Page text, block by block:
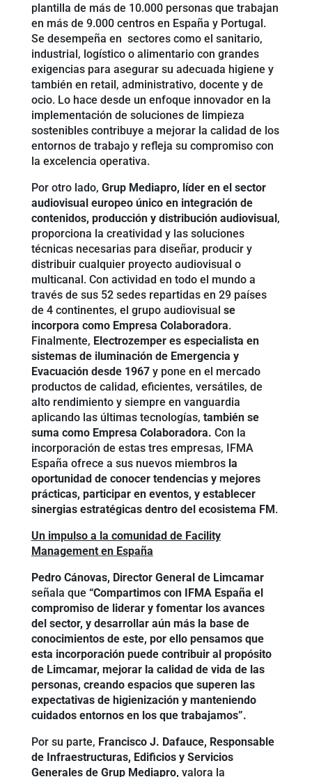
plantilla de más de 10.000 personas que trabajan
en más de 9.000 centros en España y Portugal.
Se desempeña en sectores como el sanitario,
industrial, logístico o alimentario con grandes
exigencias para asegurar su adecuada higiene y
también en retail, administrativo, docente y de
ocio. Lo hace desde un enfoque innovador en la
implementación de soluciones de limpieza
sostenibles contribuye a mejorar la calidad de los
entornos de trabajo y refleja su compromiso con
la excelencia operativa.
Por otro lado, Grup Mediapro, líder en el sector
audiovisual europeo único en integración de
contenidos, producción y distribución audiovisual,
proporciona la creatividad y las soluciones
técnicas necesarias para diseñar, producir y
distribuir cualquier proyecto audiovisual o
multicanal. Con actividad en todo el mundo a
través de sus 52 sedes repartidas en 29 países
de 4 continentes, el grupo audiovisual se
incorpora como Empresa Colaboradora.
Finalmente, Electrozemper es especialista en
sistemas de iluminación de Emergencia y
Evacuación desde 1967y pone en el mercado
productos de calidad, eficientes, versátiles, de
alto rendimiento y siempre en vanguardia
aplicando las últimas tecnologías, también se
suma como Empresa Colaboradora. Con la
incorporación de estas tres empresas, IFMA
España ofrece a sus nuevos miembrosla
oportunidad de conocer tendencias y mejores
prácticas, participar en eventos, y establecer
sinergias estratégicas dentro del ecosistema FM.
Un impulso a la comunidad de Facility
Management en España
Pedro Cánovas, Director General de Limcamar
señala que “Compartimos con IFMA España el
compromiso de liderar y fomentar los avances
del sector, y desarrollar aún más la base de
conocimientos de este, por ello pensamos que
esta incorporación puede contribuir al propósito
de Limcamar, mejorar la calidad de vida de las
personas, creando espacios que superen las
expectativas de higienización y manteniendo
cuidados entornos en los que trabajamos”.
Por su parte, Francisco J. Dafauce, Responsable
de Infraestructuras, Edificios y Servicios
Generales de Grup Mediapro, valora la